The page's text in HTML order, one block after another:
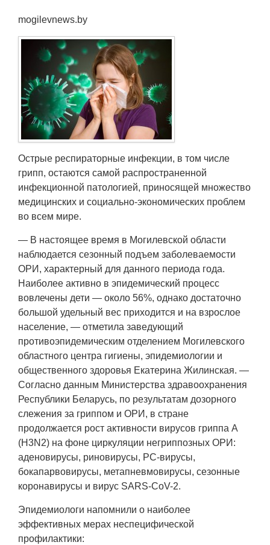
Объявления
Транспорт
Погода
Курсы валют
Еще
mogilevnews.by
Острые респираторные инфекции, в том числе
грипп, остаются самой распространенной
инфекционной патологией, приносящей множество
медицинских и социально-экономических проблем
во всем мире.
— В настоящее время в Могилевской области
наблюдается сезонный подъем заболеваемости
ОРИ, характерный для данного периода года.
Наиболее активно в эпидемический процесс
вовлечены дети — около 56%, однако достаточно
большой удельный вес приходится и на взрослое
население, — отметила заведующий
противоэпидемическим отделением Могилевского
областного центра гигиены, эпидемиологии и
общественного здоровья Екатерина Жилинская. —
Согласно данным Министерства здравоохранения
Республики Беларусь, по результатам дозорного
слежения за гриппом и ОРИ, в стране
продолжается рост активности вирусов гриппа А
(Н3N2) на фоне циркуляции негриппозных ОРИ:
аденовирусы, риновирусы, РС-вирусы,
бокапарвовирусы, метапневмовирусы, сезонные
коронавирусы и вирус SARS-CoV-2.
Эпидемиологи напомнили о наиболее
эффективных мерах неспецифической
профилактики: